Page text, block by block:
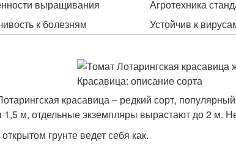
выращивания
Агротехника
к болезням
Устойчив к
красавица – редкий сорт,
1,5 м, отдельные экземпляры вырастают до 2 м.
грунте ведет себя как.